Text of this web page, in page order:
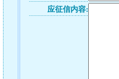
应征信内容: